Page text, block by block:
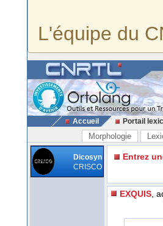
L'équipe du
Accueil Portail
Morphologie
Dicosyn
CRISCO
Entrez
EXQUIS ,